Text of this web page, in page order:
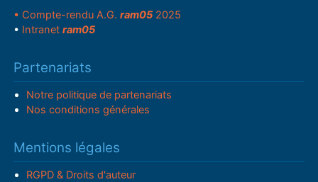
• Compte-rendu A.G.ram05 2025
• Intranetram05
Partenariats
Notre politique de partenariats
Nos conditions générales
Mentions légales
RGPD & Droits d'auteur